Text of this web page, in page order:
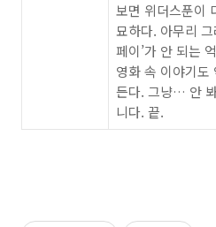
보면 위더스푼이
묘하다. 아무리
페이’가 안 되는
영화 속 이야기도
든다. 그냥… 안
니다. 끝.